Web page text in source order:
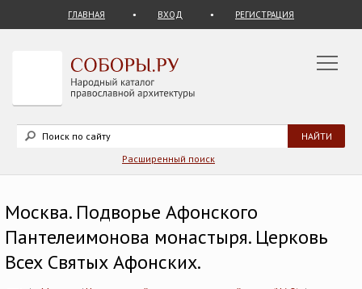
ГЛАВНАЯ ВХОД РЕГИСТРАЦИЯ
Расширенный поиск
Москва. Подворье Афонского
Пантелеимонова монастыря. Церковь
Всех Святых Афонских.